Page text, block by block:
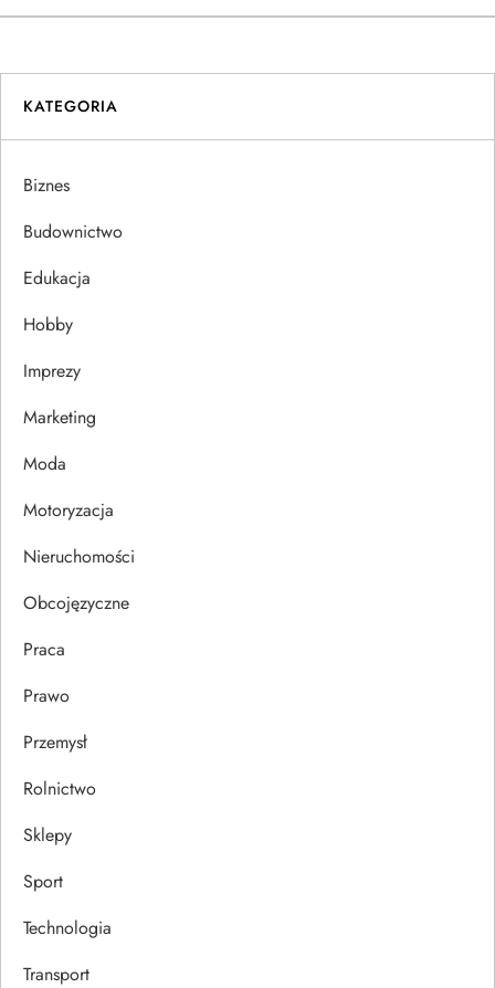
w
i
g
a
c
a
w
p
u
KATEGORIA
Biznes
Budownictwo
Edukacja
Hobby
Imprezy
Marketing
Moda
Motoryzacja
Nieruchomości
Obcojęzyczne
Praca
Prawo
Przemysł
Rolnictwo
Sklepy
Sport
Technologia
Transport